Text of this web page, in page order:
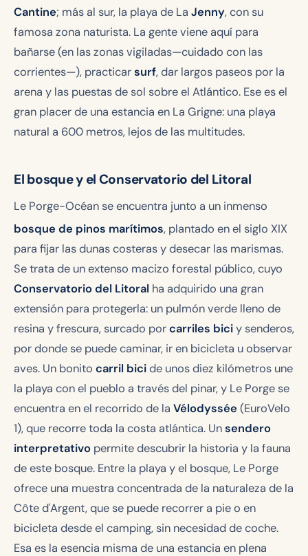
Cantine; más al sur, la playa de La Jenny, con su
famosa zona naturista. La gente viene aquí para
bañarse (en las zonas vigiladas—cuidado con las
corrientes—), practicarsurf, dar largos paseos por la
arena y las puestas de sol sobre el Atlántico. Ese es el
gran placer de una estancia en La Grigne: una playa
natural a 600 metros, lejos de las multitudes.
El bosque y el Conservatorio del Litoral
Le Porge-Océan se encuentra junto a un inmenso
bosque de pinos marítimos, plantado en el siglo XIX
para fijar las dunas costeras y desecar las marismas.
Se trata de un extenso macizo forestal público, cuyo
Conservatorio del Litoral ha adquirido una gran
extensión para protegerla: un pulmón verde lleno de
resina y frescura, surcado porcarriles biciy senderos,
por donde se puede caminar, ir en bicicleta u observar
aves. Un bonito carril bicide unos diez kilómetros une
la playa con el pueblo a través del pinar, y Le Porge se
encuentra en el recorrido de la Vélodyssée (EuroVelo
1), que recorre toda la costa atlántica. Unsendero
interpretativo permite descubrir la historia y la fauna
de este bosque. Entre la playa y el bosque, Le Porge
ofrece una muestra concentrada de la naturaleza de la
Côte d'Argent, que se puede recorrer a pie o en
bicicleta desde el camping, sin necesidad de coche.
Esa es la esencia misma de una estancia en plena